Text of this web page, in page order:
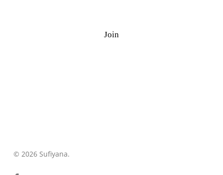
Join
© 2026 Sufiyana.